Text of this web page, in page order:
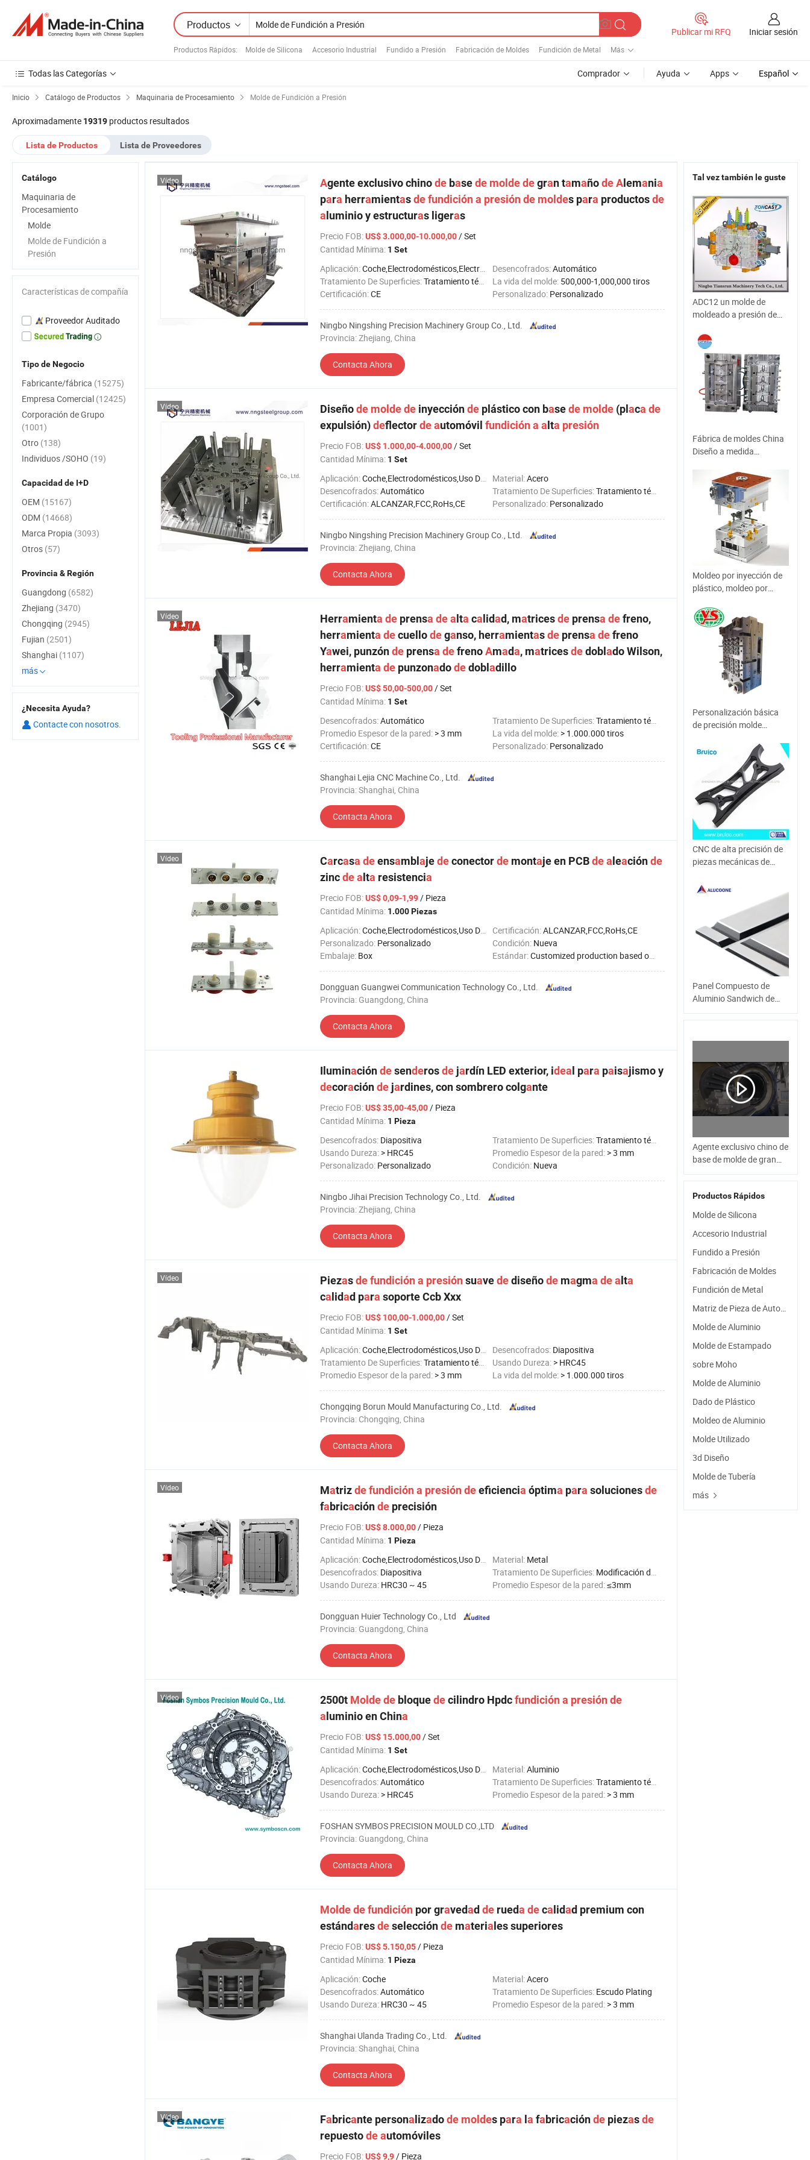
Productos
Productos Rápidos: Molde de Silicona Accesorio Industrial Fundido a Presión Fabricación de Moldes Fundición de Metal Más
Publicar mi RFQ Iniciar sesión
Todas las Categorías Comprador Ayuda Apps Español
Inicio Catálogo de Productos Maquinaria de Procesamiento Molde de Fundición a Presión
Aproximadamente 19319 productos resultados
Lista de Productos Lista de Proveedores
Agente exclusivo chinode basede moldedegran tamañodeA lemania
para herramientasdefundicióna presiónde moldes para productosde
a luminio y estructuras ligeras
Precio FOB:US$ 3.000,00-10.000,00/ Set
Cantidad Mínima: 1 Set
Aplicación:Coche,Electrodomésticos,Electrónico,Objetos de Uso Diario Desencofrados:Automático
Tratamiento De Superficies:Tratamiento térmico La vida del molde: 500,000-1,000,000 tiros
Certificación:CE Personalizado: Personalizado
Ningbo Ningshing Precision Machinery Group Co., Ltd.
Provincia: Zhejiang, China
Contacta Ahora
Vídeo
Diseñode moldede inyecciónde plástico con basede molde (pl aca de
expulsión)deflectordeautomóvil fundicióna a lta presión
Precio FOB:US$ 1.000,00-4.000,00/ Set
Cantidad Mínima: 1 Set
Aplicación:Coche,Electrodomésticos,Uso Doméstico,Electrónico,Ferretería,Objetos de Uso Diario Material:Acero
Desencofrados:Automático Tratamiento De Superficies:Tratamiento térmico
Certificación:ALCANZAR,FCC,RoHs,CE Personalizado: Personalizado
Ningbo Ningshing Precision Machinery Group Co., Ltd.
Provincia: Zhejiang, China
Contacta Ahora
Vídeo
Herramienta de prensa dea lta ca lidad, matricesde prensa defreno,
herramienta decuellodeganso, herramientasde prensa defreno
Yawei, punzónde prensa defrenoAmada, matricesdedobl ado Wilson,
herramienta de punzonadodedobl adillo
Precio FOB:US$ 50,00-500,00/ Set
Cantidad Mínima: 1 Set
Desencofrados:Automático Tratamiento De Superficies:Tratamiento térmico
Promedio Espesor de la pared: > 3 mm La vida del molde: > 1.000.000 tiros
Certificación:CE Personalizado: Personalizado
Shanghai Lejia CNC Machine Co., Ltd.
Provincia: Shanghai, China
Contacta Ahora
Vídeo
Carcasa deensambl ajedeconectorde montaje en PCBdea leaciónde
zincdea lta resistencia
Precio FOB:US$ 0,09-1,99/ Pieza
Cantidad Mínima: 1.000 Piezas
Aplicación:Coche,Electrodomésticos,Uso Doméstico,Electrónico,Ferretería,Objetos de Uso Diario Certificación:ALCANZAR,FCC,RoHs,CE
Personalizado: Personalizado Condición: Nueva
Embalaje: Box Estándar:Customized production based on 2D/3D drawings (STP
Dongguan Guangwei Communication Technology Co., Ltd.
Provincia: Guangdong, China
Contacta Ahora
Vídeo
Iluminacióndesenderosde jardín LED exterior, idea l para paisajismo y
decoraciónde jardines, con sombrero colgante
Precio FOB:US$ 35,00-45,00/ Pieza
Cantidad Mínima: 1 Pieza
Desencofrados: Diapositiva Tratamiento De Superficies:Tratamiento térmico
Usando Dureza: > HRC45 Promedio Espesor de la pared: > 3 mm
Personalizado: Personalizado Condición: Nueva
Ningbo Jihai Precision Technology Co., Ltd.
Provincia: Zhejiang, China
Contacta Ahora
Piezasdefundicióna presiónsuavedediseñode magma dea lta
ca lidad para soporte Ccb Xxx
Precio FOB:US$ 100,00-1.000,00/ Set
Cantidad Mínima: 1 Set
Aplicación:Coche,Electrodomésticos,Uso Doméstico,Electrónico,Ferretería,Objetos de Uso Diario Desencofrados: Diapositiva
Tratamiento De Superficies:Tratamiento térmico Usando Dureza: > HRC45
Promedio Espesor de la pared: > 3 mm La vida del molde: > 1.000.000 tiros
Chongqing Borun Mould Manufacturing Co., Ltd.
Provincia: Chongqing, China
Contacta Ahora
Vídeo
Matrizdefundicióna presióndeeficiencia óptima para solucionesde
fabricaciónde precisión
Precio FOB:US$ 8.000,00/ Pieza
Cantidad Mínima: 1 Pieza
Aplicación:Coche,Electrodomésticos,Uso Doméstico,Electrónico,Ferretería Material: Metal
Desencofrados: Diapositiva Tratamiento De Superficies: Modificación de la superficie
Usando Dureza: HRC30 ~ 45 Promedio Espesor de la pared:≤3mm
Dongguan Huier Technology Co., Ltd
Provincia: Guangdong, China
Contacta Ahora
Vídeo
2500t Moldede bloquedecilindro Hpdcfundicióna presiónde
a luminio en China
Precio FOB:US$ 15.000,00/ Set
Cantidad Mínima: 1 Set
Aplicación:Coche,Electrodomésticos,Uso Doméstico,Electrónico,Ferretería,Objetos de Uso Diario Material:Aluminio
Desencofrados:Automático Tratamiento De Superficies:Tratamiento térmico
Usando Dureza: > HRC45 Promedio Espesor de la pared: > 3 mm
FOSHAN SYMBOS PRECISION MOULD CO.,LTD
Provincia: Guangdong, China
Contacta Ahora
Vídeo
Moldedefundición por gravedad de rueda deca lidad premium con
estándaresdeselecciónde materia les superiores
Precio FOB:US$ 5.150,05/ Pieza
Cantidad Mínima: 1 Pieza
Aplicación:Coche Material:Acero
Desencofrados:Automático Tratamiento De Superficies: Escudo Plating
Usando Dureza: HRC30 ~ 45 Promedio Espesor de la pared: > 3 mm
Shanghai Ulanda Trading Co., Ltd.
Provincia: Shanghai, China
Contacta Ahora
Fabricante persona lizadode moldes para a fabricaciónde piezasde
repuestodeautomóviles
Precio FOB:US$ 9,9/ Pieza
Vídeo
Tal vez también le guste
ADC12 un molde de
moldeado a presión de
Fábrica de moldes China
Diseño a medida
piezas de herramientas
dobles Molde plástico de
inyección para productos
domésticos/electrónicos
con PP/POM en moldeo
Empresa
Moldeo por inyección de
plástico, moldeo por
moldes
Personalización básica
de precisión molde
tubo de ensayo de sangre
molde de inyección de
plástico molde médico de
corredor caliente
CNC de alta precisión de
piezas mecánicas de
de procesamiento de giro
Panel Compuesto de
Aluminio Sandwich de
Hoja de PVDF para Pared
Exterior
Agente exclusivo chino de
base de molde de gran
tamaño de Alemania para
herramientas de
fundición a presión de
moldes para productos
ligeras
Productos Rápidos
Molde de Silicona
Accesorio Industrial
Fundido a Presión
Fabricación de Moldes
Fundición de Metal
Matriz de Pieza de Automóvil
Molde de Aluminio
Molde de Estampado
sobre Moho
Molde de Aluminio
Dado de Plástico
Moldeo de Aluminio
Molde Utilizado
3d Diseño
Molde de Tubería
más
Catálogo
Maquinaria de
Procesamiento
Molde
Molde de Fundición a
Presión
Características de compañía
Proveedor Auditado
Tipo de Negocio
Fabricante/fábrica (15275)
Empresa Comercial (12425)
Corporación de Grupo
(1001)
Otro (138)
Individuos /SOHO (19)
Capacidad de I+D
OEM (15167)
ODM (14668)
Marca Propia (3093)
Otros (57)
Provincia & Región
Guangdong (6582)
Zhejiang (3470)
Chongqing (2945)
Fujian (2501)
Shanghai (1107)
más
¿Necesita Ayuda?
Contacte con nosotros.